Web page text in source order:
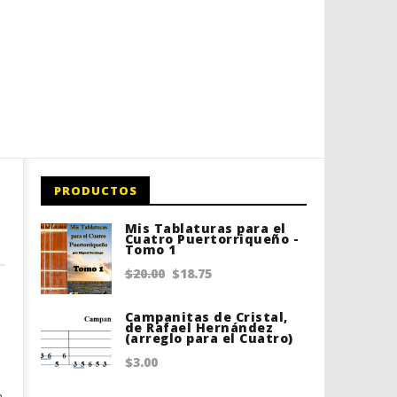
PRODUCTOS
Mis Tablaturas para el
Cuatro Puertorriqueño -
Tomo 1
$20.00 Original
was:
$20.00.
$18.75
is:
Campanitas de Cristal,
de Rafael Hernández
(arreglo para el Cuatro)
$3.00